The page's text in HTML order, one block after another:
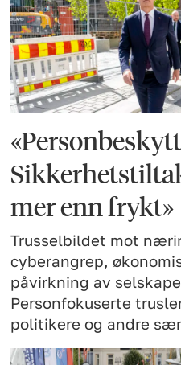
mer enn frykt»
Trusselbildet mot
cyberangrep,
påvirkning av
Personfokuserte
politikere og andre